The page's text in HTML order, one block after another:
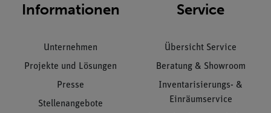
Informationen
Unternehmen
Projekte und Lösungen
Presse
Stellenangebote
Service
Übersicht Service
Beratung & Showroom
Inventarisierungs- &
Einräumservice